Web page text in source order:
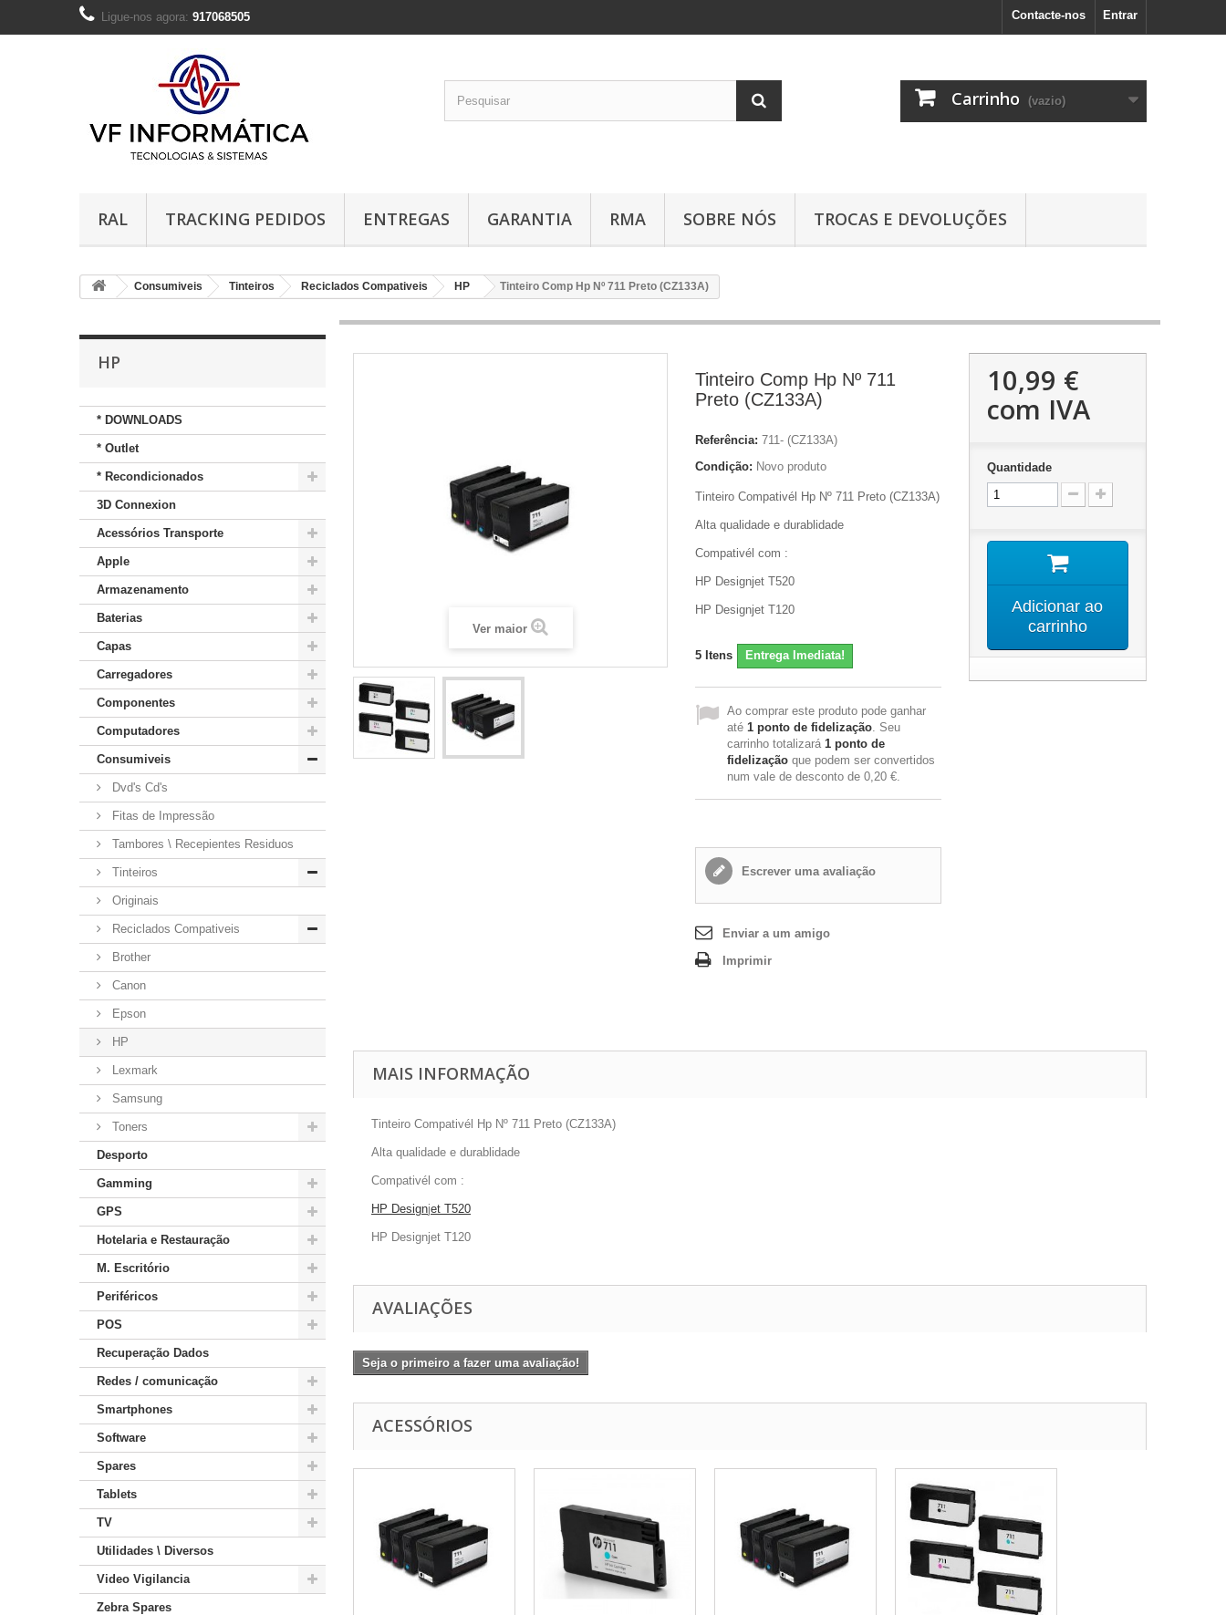
Entrar
Contacte-nos
Ligue-nos agora: 917068505
Carrinho (vazio)
RAL TRACKING PEDIDOS ENTREGAS GARANTIA RMA SOBRE NÓS TROCAS E DEVOLUÇÕES
Consumiveis Tinteiros Reciclados Compativeis HP Tinteiro Comp Hp Nº 711 Preto (CZ133A)
HP
* DOWNLOADS
* Outlet
* Recondicionados
3D Connexion
Acessórios Transporte
Apple
Armazenamento
Baterias
Capas
Carregadores
Componentes
Computadores
Consumiveis
Dvd's Cd's
Fitas de Impressão
Tambores \ Recepientes Residuos
Tinteiros
Originais
Reciclados Compativeis
Brother
Canon
Epson
HP
Lexmark
Samsung
Toners
Desporto
Gamming
GPS
Hotelaria e Restauração
M. Escritório
Periféricos
POS
Recuperação Dados
Redes / comunicação
Smartphones
Software
Spares
Tablets
TV
Utilidades \ Diversos
Video Vigilancia
Zebra Spares
Ver maior
Tinteiro Comp Hp Nº 711
Preto (CZ133A)
Referência: 711- (CZ133A)
Condição: Novo produto
Tinteiro Compativél Hp Nº 711 Preto (CZ133A)
Alta qualidade e durablidade
Compativél com :
HP Designjet T520
HP Designjet T120
5 Itens Entrega Imediata!
Ao comprar este produto pode ganhar
até 1 ponto de fidelização. Seu
carrinho totalizará 1 ponto de
fidelização que podem ser convertidos
num vale de desconto de 0,20 €.
Escrever uma avaliação
Enviar a um amigo
Imprimir
10,99 €
com IVA
Quantidade
Adicionar ao
carrinho
MAIS INFORMAÇÃO
Tinteiro Compativél Hp Nº 711 Preto (CZ133A)
Alta qualidade e durablidade
Compativél com :
HP Designjet T520
HP Designjet T120
AVALIAÇÕES
Seja o primeiro a fazer uma avaliação!
ACESSÓRIOS